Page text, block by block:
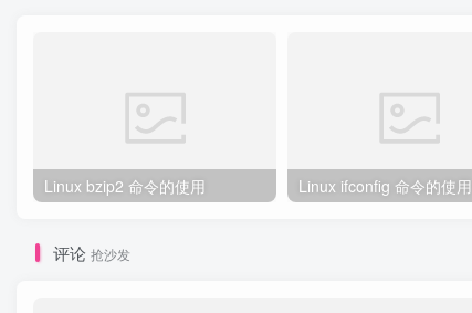
Linux bzip2 命令的使用 Linux ifconfig 命令的使用
评论 抢沙发